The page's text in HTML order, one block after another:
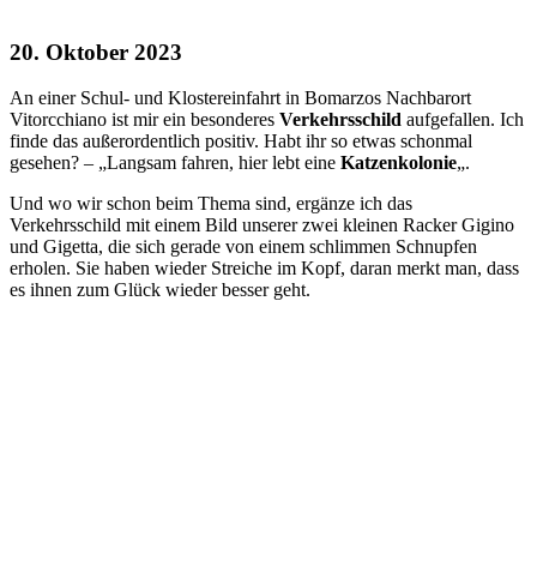
20. Oktober 2023
An einer Schul- und Klostereinfahrt in Bomarzos Nachbarort
Vitorcchiano ist mir ein besonderes Verkehrsschild aufgefallen. Ich
finde das außerordentlich positiv. Habt ihr so etwas schonmal
gesehen? – „Langsam fahren, hier lebt eine Katzenkolonie„.
Und wo wir schon beim Thema sind, ergänze ich das
Verkehrsschild mit einem Bild unserer zwei kleinen Racker Gigino
und Gigetta, die sich gerade von einem schlimmen Schnupfen
erholen. Sie haben wieder Streiche im Kopf, daran merkt man, dass
es ihnen zum Glück wieder besser geht.